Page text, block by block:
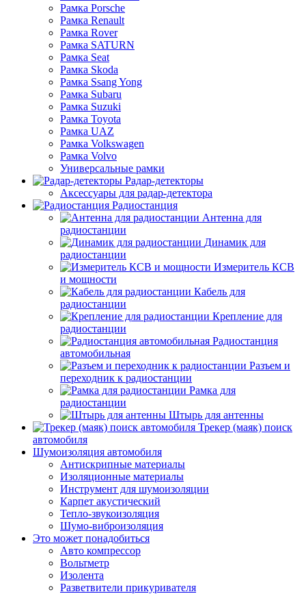
Рамка Porsche
Рамка Renault
Рамка Rover
Рамка SATURN
Рамка Seat
Рамка Skoda
Рамка Ssang Yong
Рамка Subaru
Рамка Suzuki
Рамка Toyota
Рамка UAZ
Рамка Volkswagen
Рамка Volvo
Универсальные рамки
Радар-детекторы
Аксессуары для радар-детектора
Радиостанция
Антенна для
радиостанции
Динамик для
радиостанции
Измеритель КСВ
и мощности
Кабель для
радиостанции
Крепление для
радиостанции
Радиостанция
автомобильная
Разъем и
переходник к радиостанции
Рамка для
радиостанции
Штырь для антенны
Трекер (маяк) поиск
автомобиля
Шумоизоляция автомобиля
Антискрипные материалы
Изоляционные материалы
Инструмент для шумоизоляции
Карпет акустический
Тепло-звукоизоляция
Шумо-виброизоляция
Это может понадобиться
Авто компрессор
Вольтметр
Изолента
Разветвители прикуривателя